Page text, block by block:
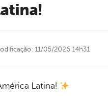
11/05/2026 14h31
Latina!